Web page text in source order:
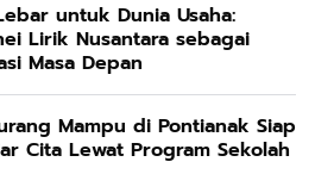
untuk Dunia Usaha:
Lirik Nusantara sebagai
Masa Depan
Mampu di Pontianak Siap
Cita Lewat Program Sekolah